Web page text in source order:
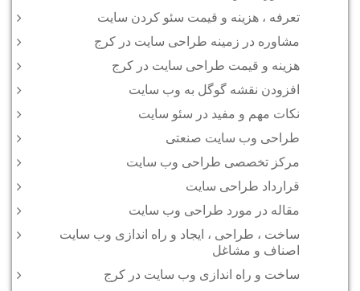
تعرفه ، هزینه و قیمت سئو کردن سایت
مشاوره در زمینه طراحی سایت در کرج
هزینه و قیمت طراحی سایت در کرج
افزودن نقشه گوگل به وب سایت
نکات مهم و مفید در سئو سایت
طراحی وب سایت صنعتی
مرکز تخصصی طراحی وب سایت
قرارداد طراحی سایت
مقاله در مورد طراحی وب سایت
ساخت ، طراحی ، ایجاد و راه اندازی وب سایت
اصناف و مشاغل
ساخت و راه اندازی وب سایت در کرج